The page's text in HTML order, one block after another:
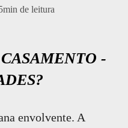
de leitura
-
envolvente. A